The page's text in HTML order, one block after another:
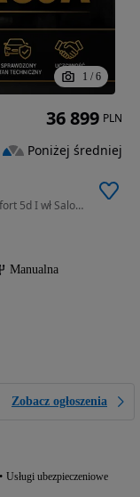
1 / 6
1598 cm3 • 115 KM • 1.6 CRDi 6MT 115KM Comfort 5d I wł Salon PL- gwarancja 3 m czna
Manualna
Zobacz ogłoszenia
Usługi ubezpieczeniowe
36 899 PLN
Poniżej średniej